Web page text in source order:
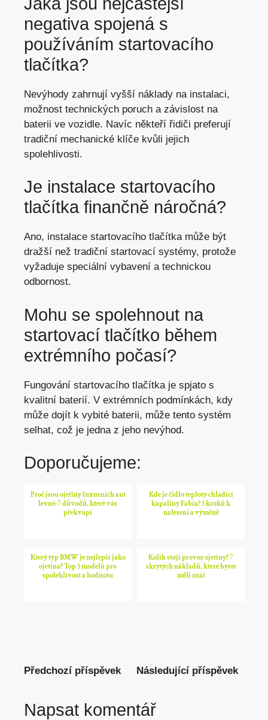
negativa spojená s
používáním startovacího
tlačítka?
Nevýhody zahrnují vyšší náklady na instalaci,
možnost technických poruch a závislost na
baterii ve vozidle. Navíc někteří řidiči preferují
tradiční mechanické klíče kvůli jejich
spolehlivosti.
Je instalace startovacího
tlačítka finančně náročná?
Ano, instalace startovacího tlačítka může být
dražší než tradiční startovací systémy, protože
vyžaduje speciální vybavení a technickou
odbornost.
Mohu se spolehnout na
startovací tlačítko během
extrémního počasí?
Fungování startovacího tlačítka je spjato s
kvalitní baterií. V extrémních podmínkách, kdy
může dojít k vybité baterii, může tento systém
selhat, což je jedna z jeho nevýhod.
Doporučujeme:
Proč jsou ojetiny luxusních aut
levné: 7 důvodů, které vás
překvapí
Kde je čidlo teploty chladící
kapaliny Fabia? 5 kroků k
nalezení a výměně
Který typ BMW je nejlepší jako
ojetina? Top 5 modelů pro
spolehlivost a hodnotu
Kolik stojí provoz ojetiny? 7
skrytých nákladů, které byste
měli znát
Předchozí příspěvek Následující příspěvek
Napsat komentář